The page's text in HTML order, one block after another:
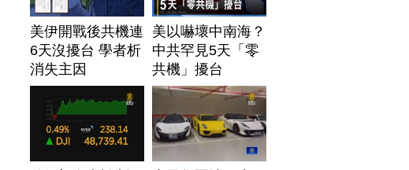
美伊開戰後共機連
6天沒擾台 學者析
消失主因
美以嚇壞中南海？
中共罕見5天「零
共機」擾台